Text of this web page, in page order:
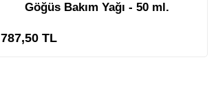
Göğüs Bakım Yağı - 50 ml.
787,50 TL